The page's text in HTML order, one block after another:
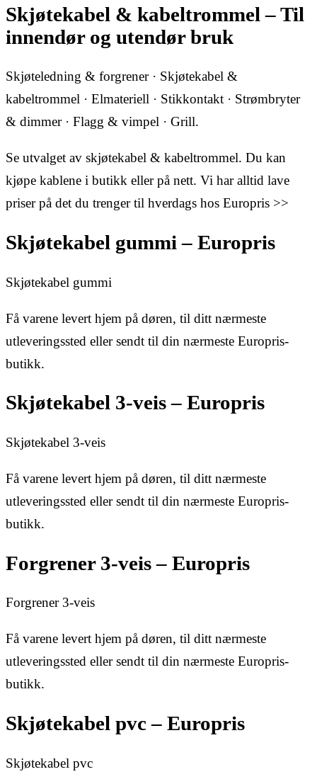
Skjøtekabel & kabeltrommel – Til
innendør og utendør bruk
Skjøteledning & forgrener · Skjøtekabel &
kabeltrommel · Elmateriell · Stikkontakt · Strømbryter
& dimmer · Flagg & vimpel · Grill.
Se utvalget av skjøtekabel & kabeltrommel. Du kan
kjøpe kablene i butikk eller på nett. Vi har alltid lave
priser på det du trenger til hverdags hos Europris >>
Skjøtekabel gummi – Europris
Skjøtekabel gummi
Få varene levert hjem på døren, til ditt nærmeste
utleveringssted eller sendt til din nærmeste Europris-
butikk.
Skjøtekabel 3-veis – Europris
Skjøtekabel 3-veis
Få varene levert hjem på døren, til ditt nærmeste
utleveringssted eller sendt til din nærmeste Europris-
butikk.
Forgrener 3-veis – Europris
Forgrener 3-veis
Få varene levert hjem på døren, til ditt nærmeste
utleveringssted eller sendt til din nærmeste Europris-
butikk.
Skjøtekabel pvc – Europris
Skjøtekabel pvc